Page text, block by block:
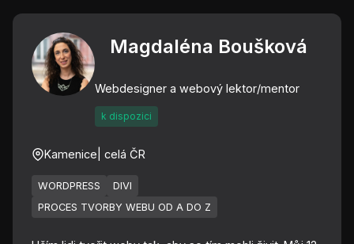
Magdaléna Boušková
Webdesigner a webový lektor/mentor
k dispozici
Kamenice | celá ČR
WORDPRESS
DIVI
PROCES TVORBY WEBU OD A DO Z